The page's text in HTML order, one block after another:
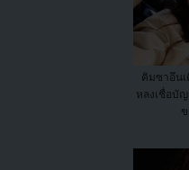
คิมซาอึน
หลงเชื่อบั